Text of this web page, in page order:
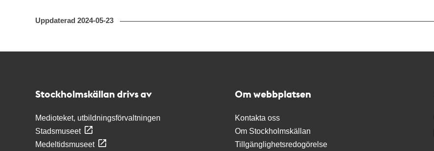
Uppdaterad 2024-05-23
Stockholmskällan drivs av
Medioteket, utbildningsförvaltningen
Stadsmuseet
Medeltidsmuseet
Om webbplatsen
Kontakta oss
Om Stockholmskällan
Tillgänglighetsredogörelse